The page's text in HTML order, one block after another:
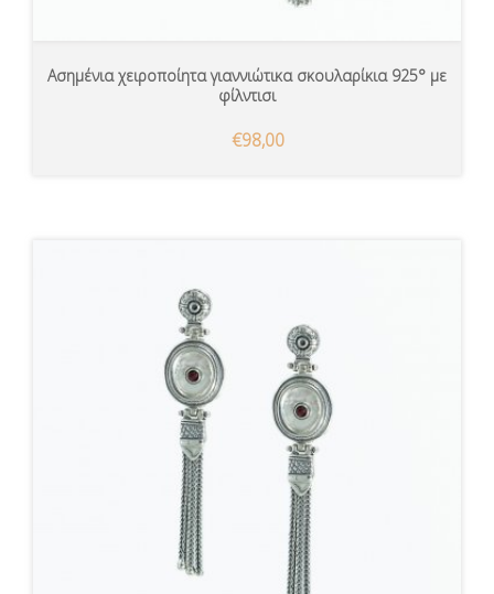
Ασημένια χειροποίητα γιαννιώτικα σκουλαρίκια 925° με
φίλντισι
€98,00